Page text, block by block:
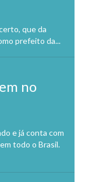
que da
prefeito da...
no
e já conta com
todo o Brasil.